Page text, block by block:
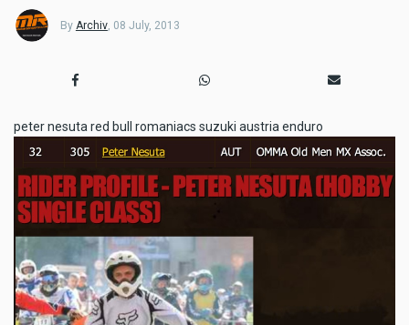
By Archiv, 08 July, 2013
peter nesuta red bull romaniacs suzuki austria enduro